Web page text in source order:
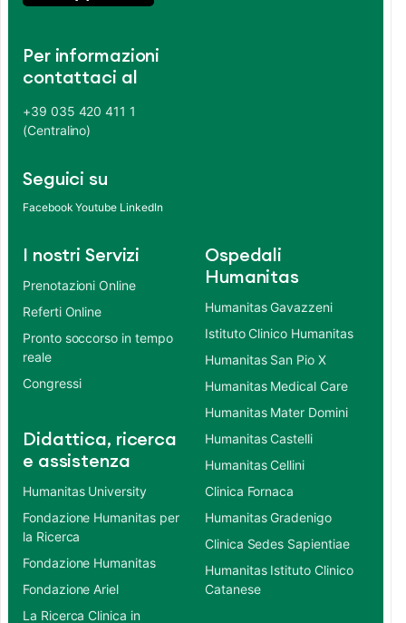
Per informazioni
contattaci al
+39 035 420 411 1
(Centralino)
Seguici su
Facebook Youtube LinkedIn
I nostri Servizi
Prenotazioni Online
Referti Online
Pronto soccorso in tempo
reale
Congressi
Didattica, ricerca
e assistenza
Humanitas University
Fondazione Humanitas per
la Ricerca
Fondazione Humanitas
Fondazione Ariel
La Ricerca Clinica in
Ospedali
Humanitas
Humanitas Gavazzeni
Istituto Clinico Humanitas
Humanitas San Pio X
Humanitas Medical Care
Humanitas Mater Domini
Humanitas Castelli
Humanitas Cellini
Clinica Fornaca
Humanitas Gradenigo
Clinica Sedes Sapientiae
Humanitas Istituto Clinico
Catanese